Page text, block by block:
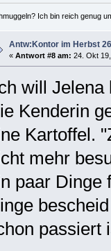
Ich bin reich genug
Antw:Kontor im Herbst
« Antwort #8 am: 24. Okt
will Jelena
Kenderin
Kartoffel.
mehr
paar Dinge
passiert